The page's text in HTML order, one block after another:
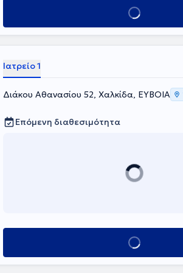
Κλείσε ραντεβού
Ιατρείο 1
Διάκου Αθανασίου 52, Χαλκίδα, ΕΥΒΟΙΑ
Επόμενη διαθεσιμότητα
Κλείσε ραντεβού